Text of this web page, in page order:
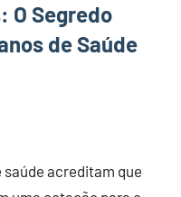
O Segredo
de Saúde
acreditam que